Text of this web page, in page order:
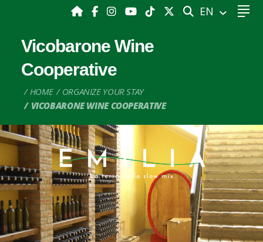
SEARCH
EN
Vicobarone Wine
Cooperative
HOME
ORGANIZE YOUR STAY
VICOBARONE WINE COOPERATIVE